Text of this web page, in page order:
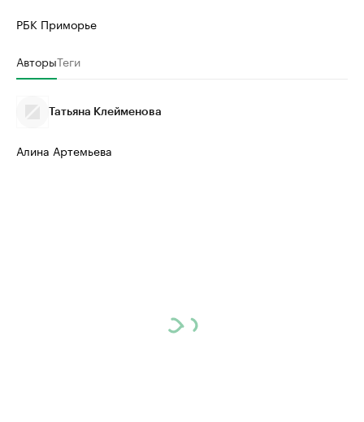
РБК Приморье
АвторыТеги
Татьяна Клейменова
Алина Артемьева